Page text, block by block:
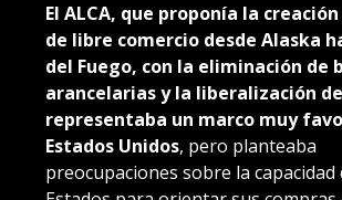
El ALCA, que proponía la
de libre comercio desde Alaska
del Fuego, con la eliminación de
arancelarias y la liberalización
representaba un marco muy
Estados Unidos, pero planteaba
preocupaciones sobre la capacidad